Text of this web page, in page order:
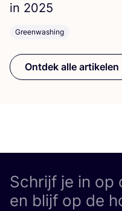
in 2025
Greenwashing
Ontdek alle artikelen
Schrijf je in op
en blijf op de